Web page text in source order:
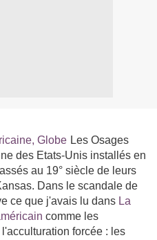
Les Osages
des Etats-Unis installés en
au 19° siècle de leurs
Dans le scandale de
ce que j'avais lu dans La
comme les
forcée : les